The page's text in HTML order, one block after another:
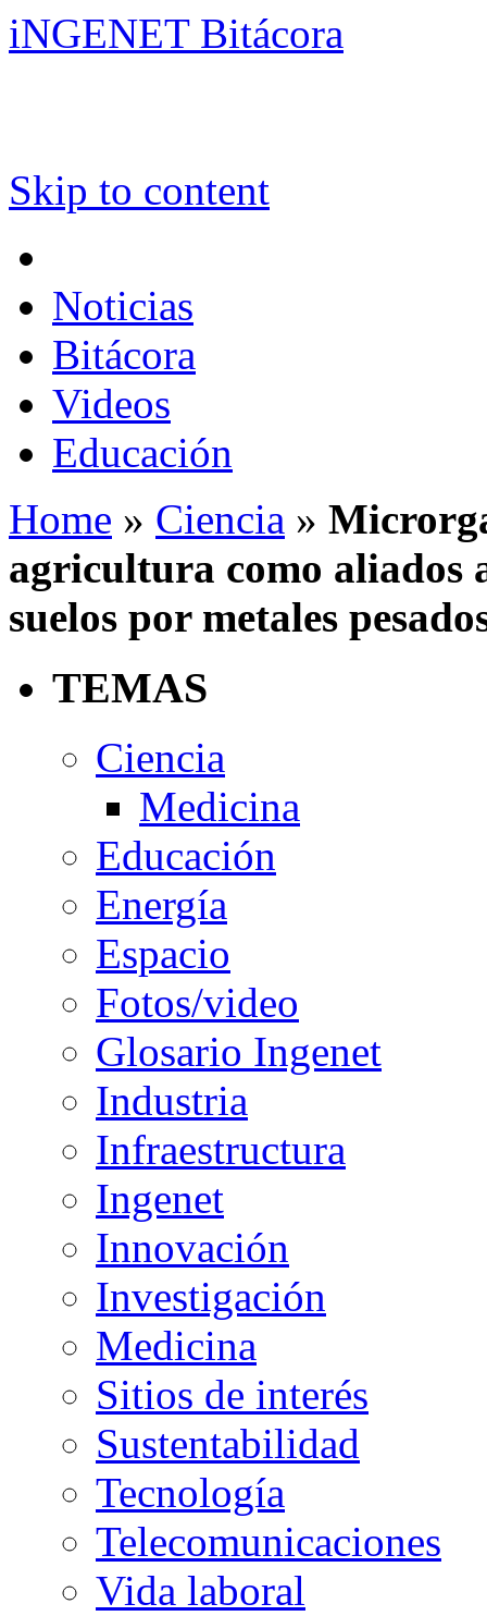
iNGENET Bitácora
Skip to content
Noticias
Bitácora
Videos
Educación
Home » Ciencia »
agricultura como aliados
suelos por metales
TEMAS
Ciencia
Medicina
Educación
Energía
Espacio
Fotos/video
Glosario Ingenet
Industria
Infraestructura
Ingenet
Innovación
Investigación
Medicina
Sitios de interés
Sustentabilidad
Tecnología
Telecomunicaciones
Vida laboral